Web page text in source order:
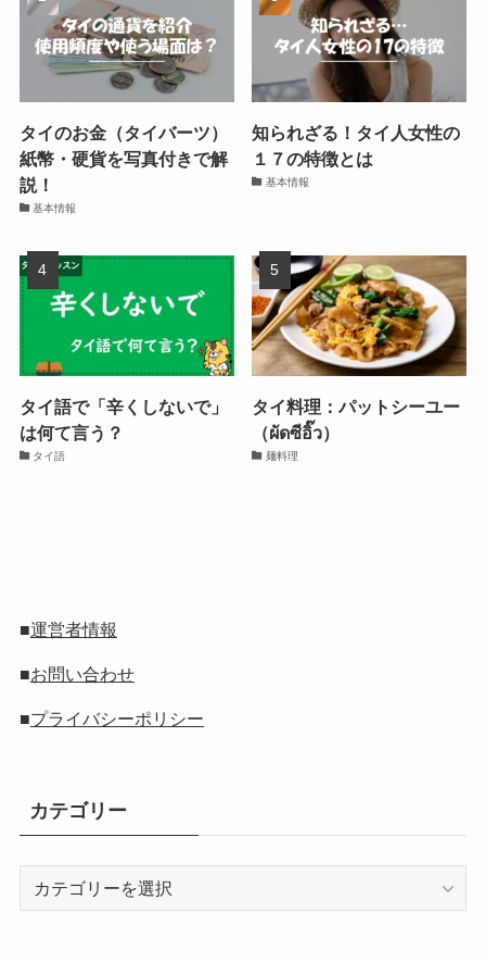
タイのお金（タイバーツ）
紙幣・硬貨を写真付きで解
説！
基本情報
知られざる！タイ人女性の
１７の特徴とは
基本情報
タイ語で「辛くしないで」
は何て言う？
タイ語
タイ料理：パットシーユー
（ผัดซีอิ๊ว）
麺料理
■運営者情報
■お問い合わせ
■プライバシーポリシー
カテゴリー